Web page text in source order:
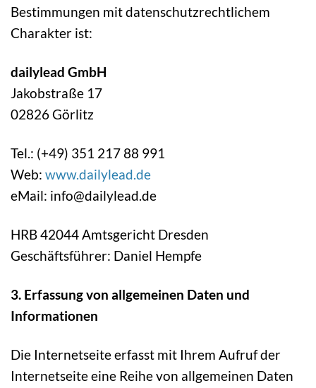
Bestimmungen mit datenschutzrechtlichem
Charakter ist:
dailylead GmbH
Jakobstraße 17
02826 Görlitz
Tel.: (+49) 351 217 88 991
Web: www.dailylead.de
eMail: info@dailylead.de
HRB 42044 Amtsgericht Dresden
Geschäftsführer: Daniel Hempfe
3. Erfassung von allgemeinen Daten und
Informationen
Die Internetseite erfasst mit Ihrem Aufruf der
Internetseite eine Reihe von allgemeinen Daten